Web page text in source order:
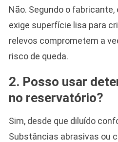
Não. Segundo o
exige superfície lisa para
relevos comprometem a
risco de queda.
2. Posso usar
no reservatório?
Sim, desde que diluído
Substâncias abrasivas ou